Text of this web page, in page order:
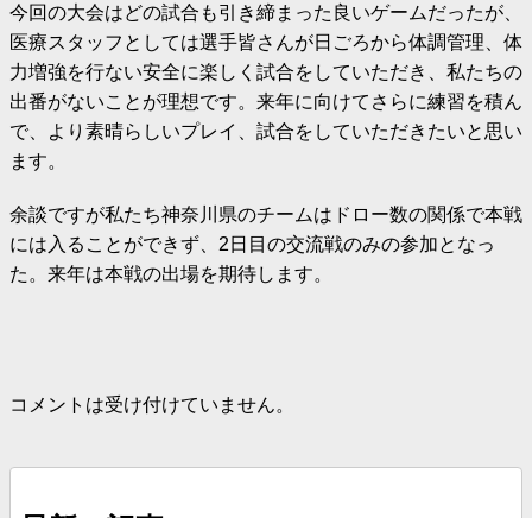
今回の大会はどの試合も引き締まった良いゲームだったが、
医療スタッフとしては選手皆さんが日ごろから体調管理、体
力増強を行ない安全に楽しく試合をしていただき、私たちの
出番がないことが理想です。来年に向けてさらに練習を積ん
で、より素晴らしいプレイ、試合をしていただきたいと思い
ます。
余談ですが私たち神奈川県のチームはドロー数の関係で本戦
には入ることができず、2日目の交流戦のみの参加となっ
た。来年は本戦の出場を期待します。
コメントは受け付けていません。